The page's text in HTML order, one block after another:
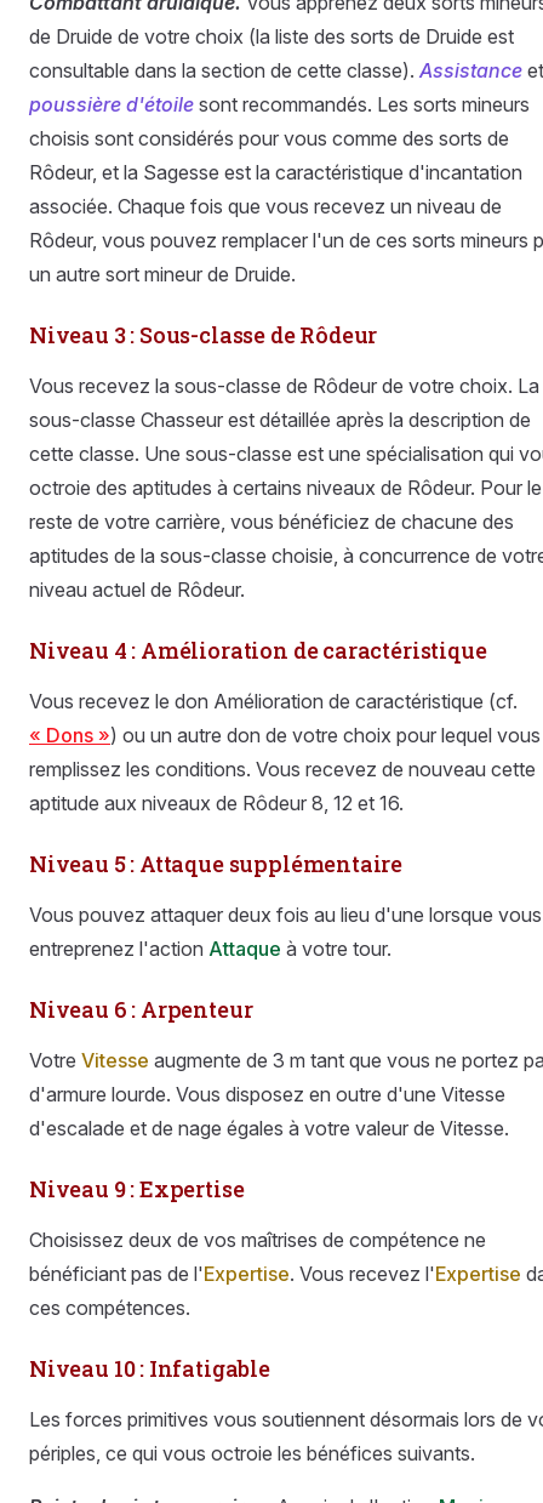
de Druide de votre choix (la liste des sorts de Druide est
consultable dans la section de cette classe). Assistance et
poussière d'étoile sont recommandés. Les sorts mineurs
choisis sont considérés pour vous comme des sorts de
Rôdeur, et la Sagesse est la caractéristique d'incantation
associée. Chaque fois que vous recevez un niveau de
Rôdeur, vous pouvez remplacer l'un de ces sorts mineurs
un autre sort mineur de Druide.
Niveau 3 : Sous-classe de Rôdeur
Vous recevez la sous-classe de Rôdeur de votre choix. La
sous-classe Chasseur est détaillée après la description de
cette classe. Une sous-classe est une spécialisation qui
octroie des aptitudes à certains niveaux de Rôdeur. Pour le
reste de votre carrière, vous bénéficiez de chacune des
aptitudes de la sous-classe choisie, à concurrence de
niveau actuel de Rôdeur.
Niveau 4 : Amélioration de caractéristique
Vous recevez le don Amélioration de caractéristique (cf.
« Dons ») ou un autre don de votre choix pour lequel vous
remplissez les conditions. Vous recevez de nouveau cette
aptitude aux niveaux de Rôdeur 8, 12 et 16.
Niveau 5 : Attaque supplémentaire
Vous pouvez attaquer deux fois au lieu d'une lorsque vous
entreprenez l'action Attaque à votre tour.
Niveau 6 : Arpenteur
Votre Vitesse augmente de 3 m tant que vous ne portez
d'armure lourde. Vous disposez en outre d'une Vitesse
d'escalade et de nage égales à votre valeur de Vitesse.
Niveau 9 : Expertise
Choisissez deux de vos maîtrises de compétence ne
bénéficiant pas de l'Expertise. Vous recevez l'Expertise
ces compétences.
Niveau 10 : Infatigable
Les forces primitives vous soutiennent désormais lors de
périples, ce qui vous octroie les bénéfices suivants.